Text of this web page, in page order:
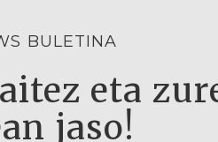
BULETINA
eta
jaso!